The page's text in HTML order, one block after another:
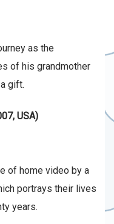
as the
of his grandmother
gift.
USA)
of home video by a
portrays their lives
years.